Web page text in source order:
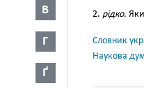
В
Г
Ґ
2. рідко.
Словник
Наукова